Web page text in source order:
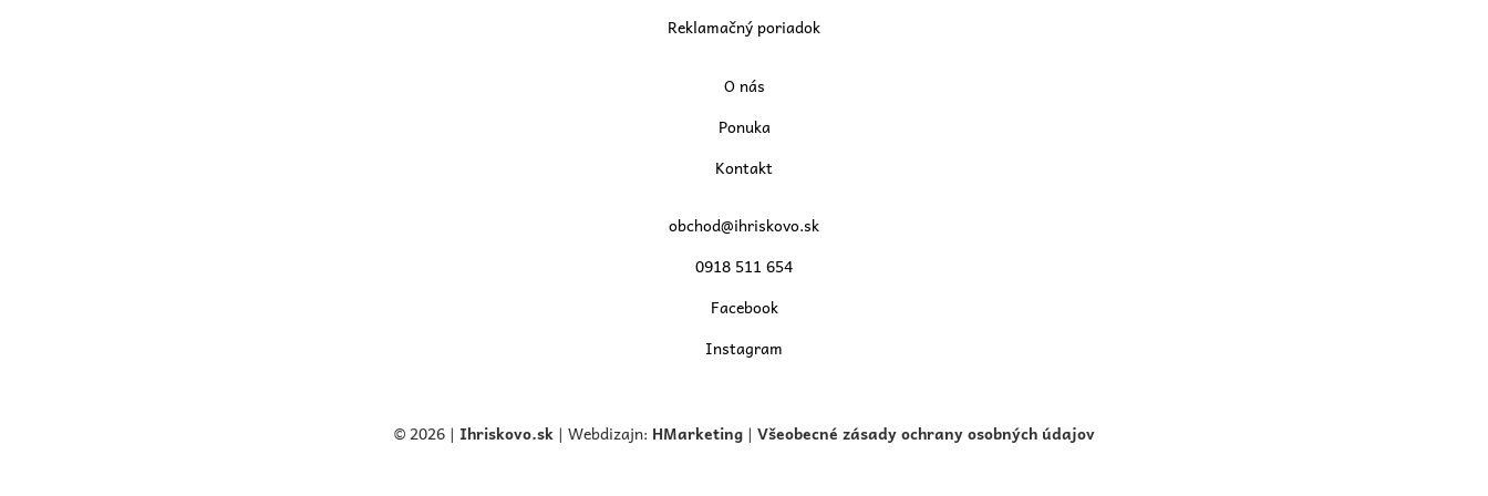
Reklamačný poriadok
O nás
Ponuka
Kontakt
obchod@ihriskovo.sk
0918 511 654
Facebook
Instagram
© 2026 | Ihriskovo.sk| Webdizajn: HMarketing | Všeobecné zásady ochrany osobných údajov